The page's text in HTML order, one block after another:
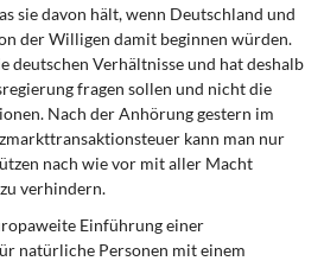
sie davon hält, wenn Deutschland und
der Willigen damit beginnen würden.
deutschen Verhältnisse und hat deshalb
fragen sollen und nicht die
Nach der Anhörung gestern im
kann man nur
nach wie vor mit aller Macht
verhindern.
Einführung einer
natürliche Personen mit einem